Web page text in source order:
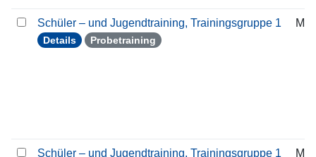
Schüler – und Jugendtraining, Trainingsgruppe 1
Details Probetraining
Schüler – und Jugendtraining, Trainingsgruppe 1